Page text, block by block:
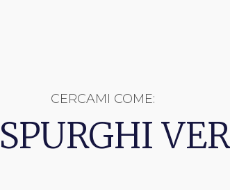
CERCAMI COME: